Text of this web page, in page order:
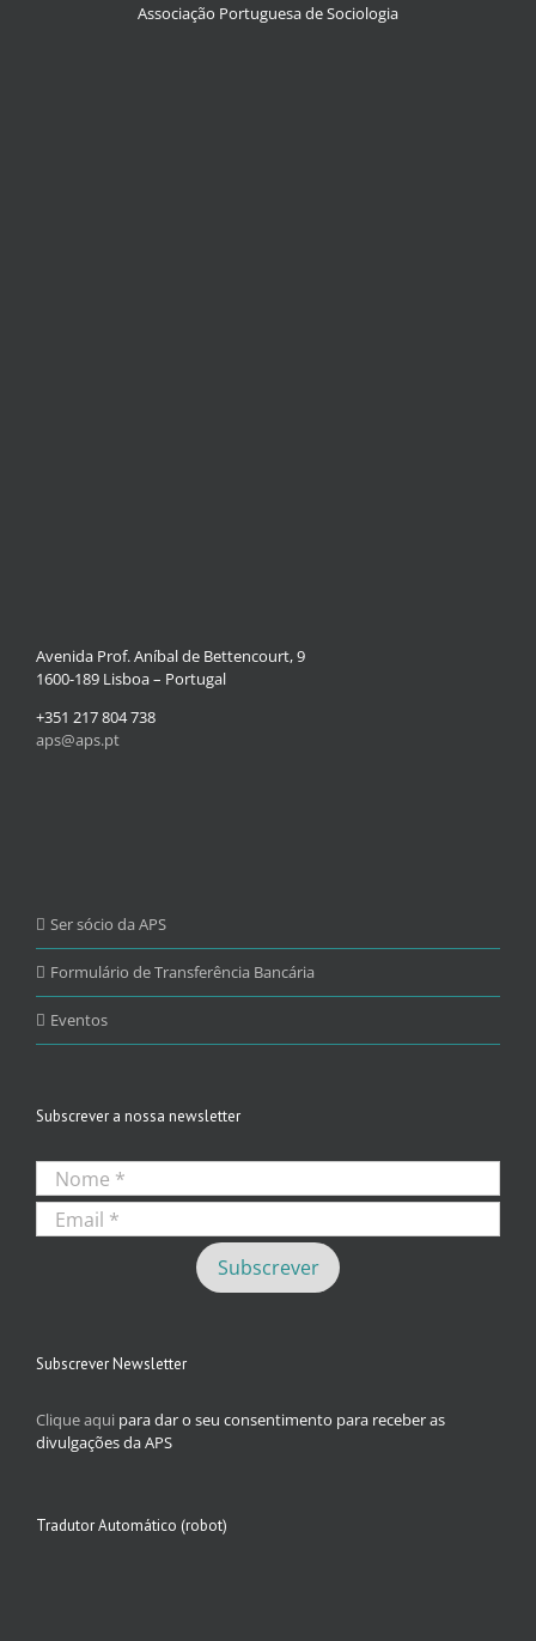
Associação Portuguesa de Sociologia
Avenida Prof. Aníbal de Bettencourt, 9
1600-189 Lisboa – Portugal
+351 217 804 738
aps@aps.pt
Ser sócio da APS
Formulário de Transferência Bancária
Eventos
Subscrever a nossa newsletter
Subscrever Newsletter
Clique aqui para dar o seu consentimento para receber as
divulgações da APS
Tradutor Automático (robot)